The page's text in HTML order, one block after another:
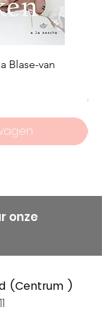
Blase-van
Prijs
€
onze
(Centrum )